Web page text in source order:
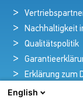
Nachhaltigkeit
Qualitätspolitik
Erklärung zum
Rechtlicher
English